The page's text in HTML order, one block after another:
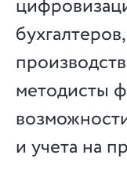
методисты
и учета на